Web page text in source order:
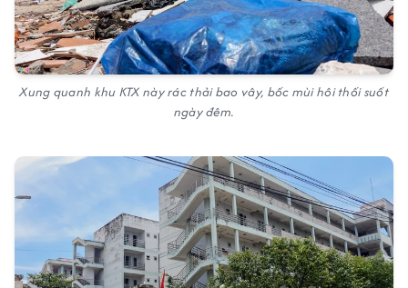
Xung quanh khu KTX này rác thải bao vây, bốc mùi hôi thối suốt
ngày đêm.